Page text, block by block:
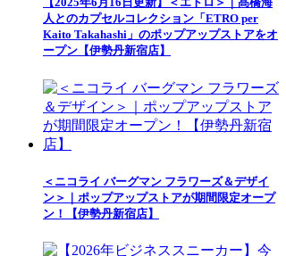
人とのカプセルコレクション「ETRO per
Kaito Takahashi」のポップアップストアをオ
ープン【伊勢丹新宿店】
＜ニコライ バーグマン フラワーズ＆デザイ
ン＞｜ポップアップストアが期間限定オープ
ン！【伊勢丹新宿店】